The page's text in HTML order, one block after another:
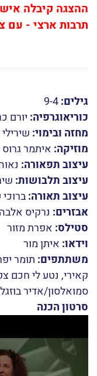
ההצגה קיבלה
תרבות ארצי - עם
גילים:9-4
כוריאוגרפיה: יורם
מחזה ובימוי:
מוזיקה: איתמר גרוס
עיצוב תפאורה:
עיצוב תלבושות:
עיצוב תאורה:
אבזרים: נרקיס אלבה
סטילס: אפרת מזור
וידאו: איתן מור
משתתפים: תומר
קאירי, נטע לי חכם
סמואלסון/אדיר
סרטון הכנה